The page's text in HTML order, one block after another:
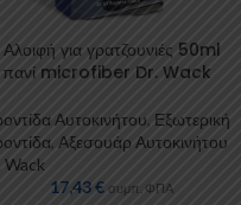
για γρατζουνιές 50ml
πανί microfiber Dr. Wack
Αυτοκινήτου, Εξωτερική
, Αξεσουάρ Αυτοκινήτου
Wack
17,43€ συμπ. ΦΠΑ